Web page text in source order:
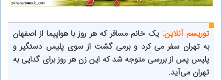
توریسم آنلاین: یک خانم مسافر که هر روز با هواپیما از اصفهان
به تهران سفر می کرد و برمی گشت از سوی پلیس دستگیر و
پلیس پس از بررسی متوجه شد که این زن هر روز برای گدایی به
تهران می‌آید.